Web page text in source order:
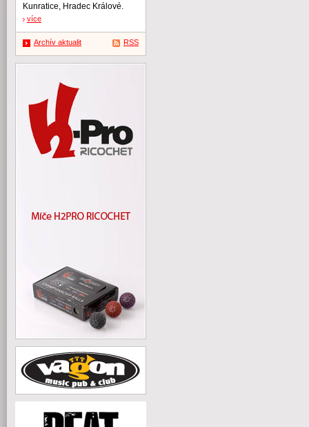
Kunratice, Hradec Králové.
více
Archív aktualit RSS